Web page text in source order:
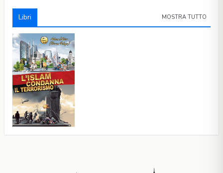
Libri MOSTRA TUTTO